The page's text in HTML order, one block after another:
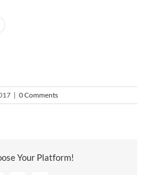
| 0 Comments
Your Platform!